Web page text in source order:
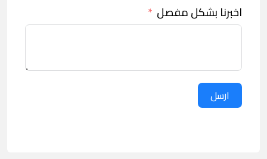
اخبرنا بشكل مفصل
ارسل